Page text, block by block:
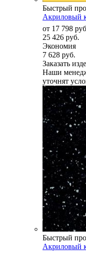
Быстрый
Акриловый
от 17 798
25 426 руб.
Экономия
7 628 руб.
Заказать
Наши
уточнят
Быстрый
Акриловый